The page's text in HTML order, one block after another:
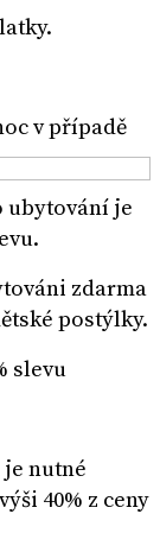
v případě
ubytování je
zdarma
postýlky.
slevu
nutné
40% z ceny